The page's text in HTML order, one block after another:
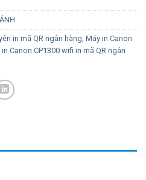
in mã QR ngân hàng, Máy in Canon
Canon CP1300 wifi in mã QR ngân